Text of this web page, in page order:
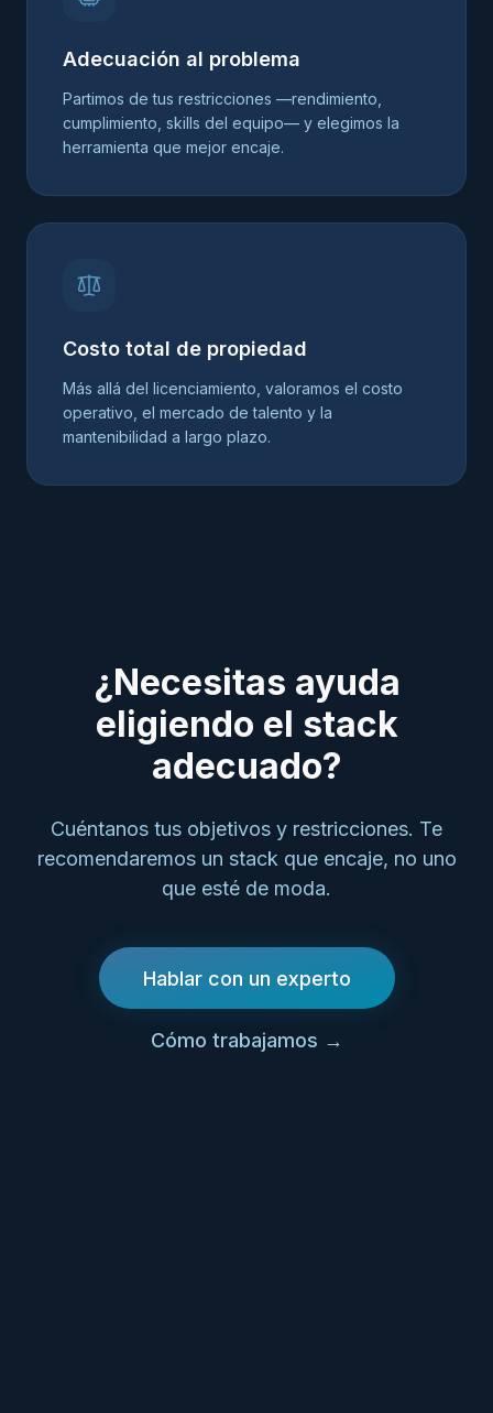
Adecuación al problema
Partimos de tus restricciones —rendimiento,
cumplimiento, skills del equipo— y elegimos la
herramienta que mejor encaje.
Costo total de propiedad
Más allá del licenciamiento, valoramos el costo
operativo, el mercado de talento y la
mantenibilidad a largo plazo.
¿Necesitas ayuda
eligiendo el stack
adecuado?
Cuéntanos tus objetivos y restricciones. Te
recomendaremos un stack que encaje, no uno
que esté de moda.
Hablar con un experto
Cómo trabajamos →